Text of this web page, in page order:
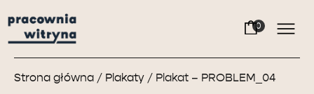
Strona główna / Plakaty / Plakat – PROBLEM_04